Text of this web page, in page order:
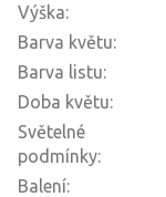
Výška:
Barva květu:
Barva listu:
Doba květu:
Světelné
podmínky:
Balení: